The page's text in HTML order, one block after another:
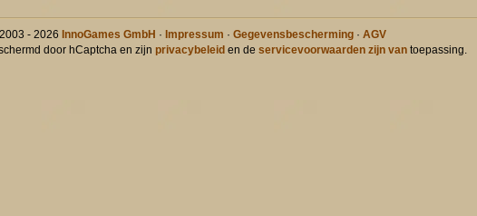
- 2026 InnoGames GmbH · Impressum · Gegevensbescherming· AGV
door hCaptcha en zijn privacybeleid en de servicevoorwaarden zijn van toepassing.